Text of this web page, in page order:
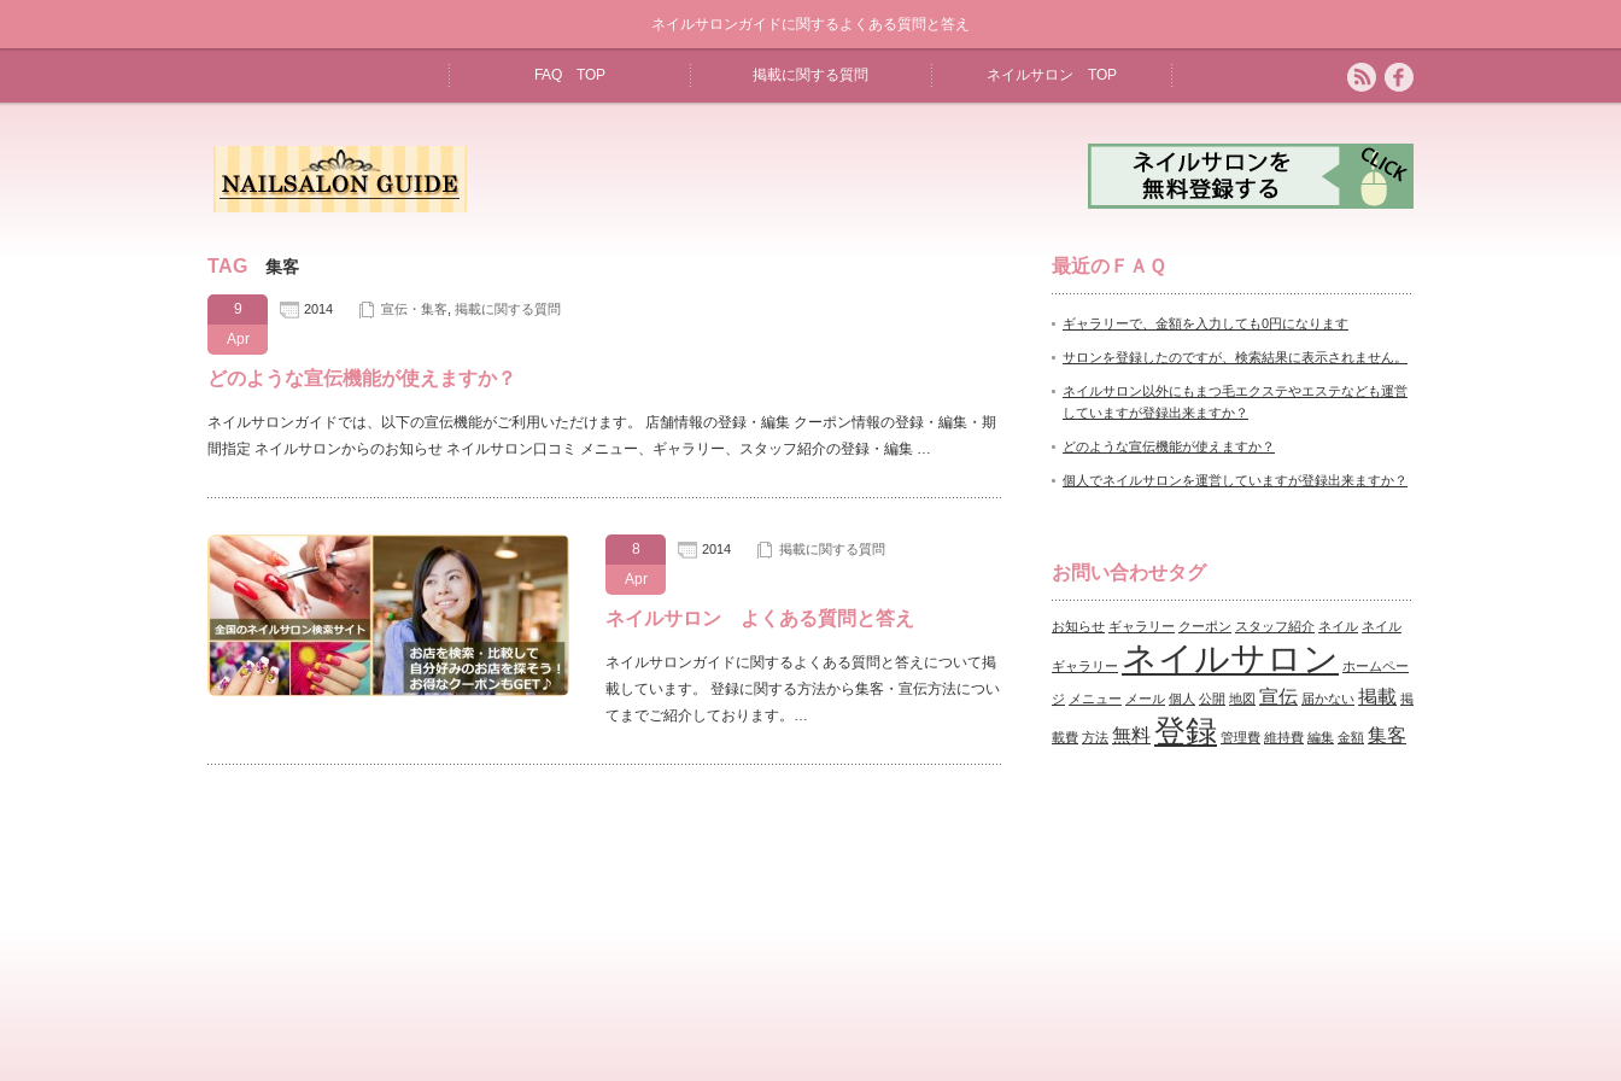
ネイルサロンガイドに関するよくある質問と答え
FAQ TOP 掲載に関する質問 ネイルサロン TOP
TAG 集客
9
Apr
2014 宣伝・集客 掲載に関する質問
どのような宣伝機能が使えますか？
ネイルサロンガイドでは、以下の宣伝機能がご利用いただけます。 店舗情報の登録・編集 クーポン情報の登録・編集・期
間指定 ネイルサロンからのお知らせ ネイルサロン口コミ メニュー、ギャラリー、スタッフ紹介の登録・編集 …
8
Apr
2014 掲載に関する質問
ネイルサロン よくある質問と答え
ネイルサロンガイドに関するよくある質問と答えについて掲
載しています。 登録に関する方法から集客・宣伝方法につい
てまでご紹介しております。…
最近のＦＡＱ
ギャラリーで、金額を入力しても0円になります
サロンを登録したのですが、検索結果に表示されません。
ネイルサロン以外にもまつ毛エクステやエステなども運営
していますが登録出来ますか？
どのような宣伝機能が使えますか？
個人でネイルサロンを運営していますが登録出来ますか？
お問い合わせタグ
お知らせ ギャラリー クーポン スタッフ紹介 ネイル ネイル
ギャラリー ネイルサロン ホームペー
ジ メニュー メール 個人 公開 地図 宣伝 届かない 掲載 掲
載費 方法 無料登録 管理費 維持費 編集 金額 集客